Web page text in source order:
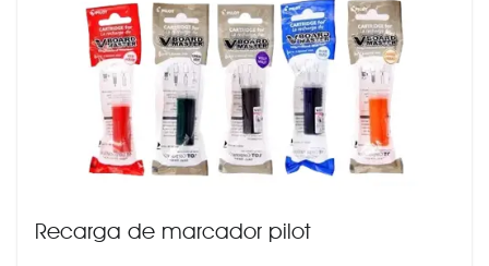
Recarga de marcador pilot